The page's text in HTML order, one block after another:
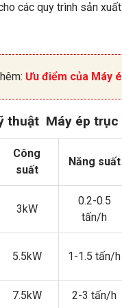
các quy trình sản
Ưu điểm của Máy
thuật Máy ép trục
Công
suất
Năng suất
3kW
0.2-0.5
tấn/h
5.5kW 1-1.5 tấn/h
7.5kW 2-3 tấn/h